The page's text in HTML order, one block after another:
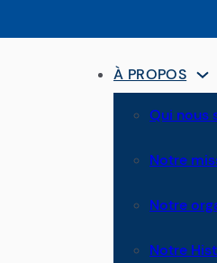
À PROPOS
Qui nous
Notre
Notre
Notre